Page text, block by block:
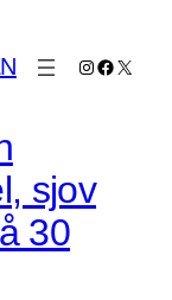
Instagram
X
sjov
30